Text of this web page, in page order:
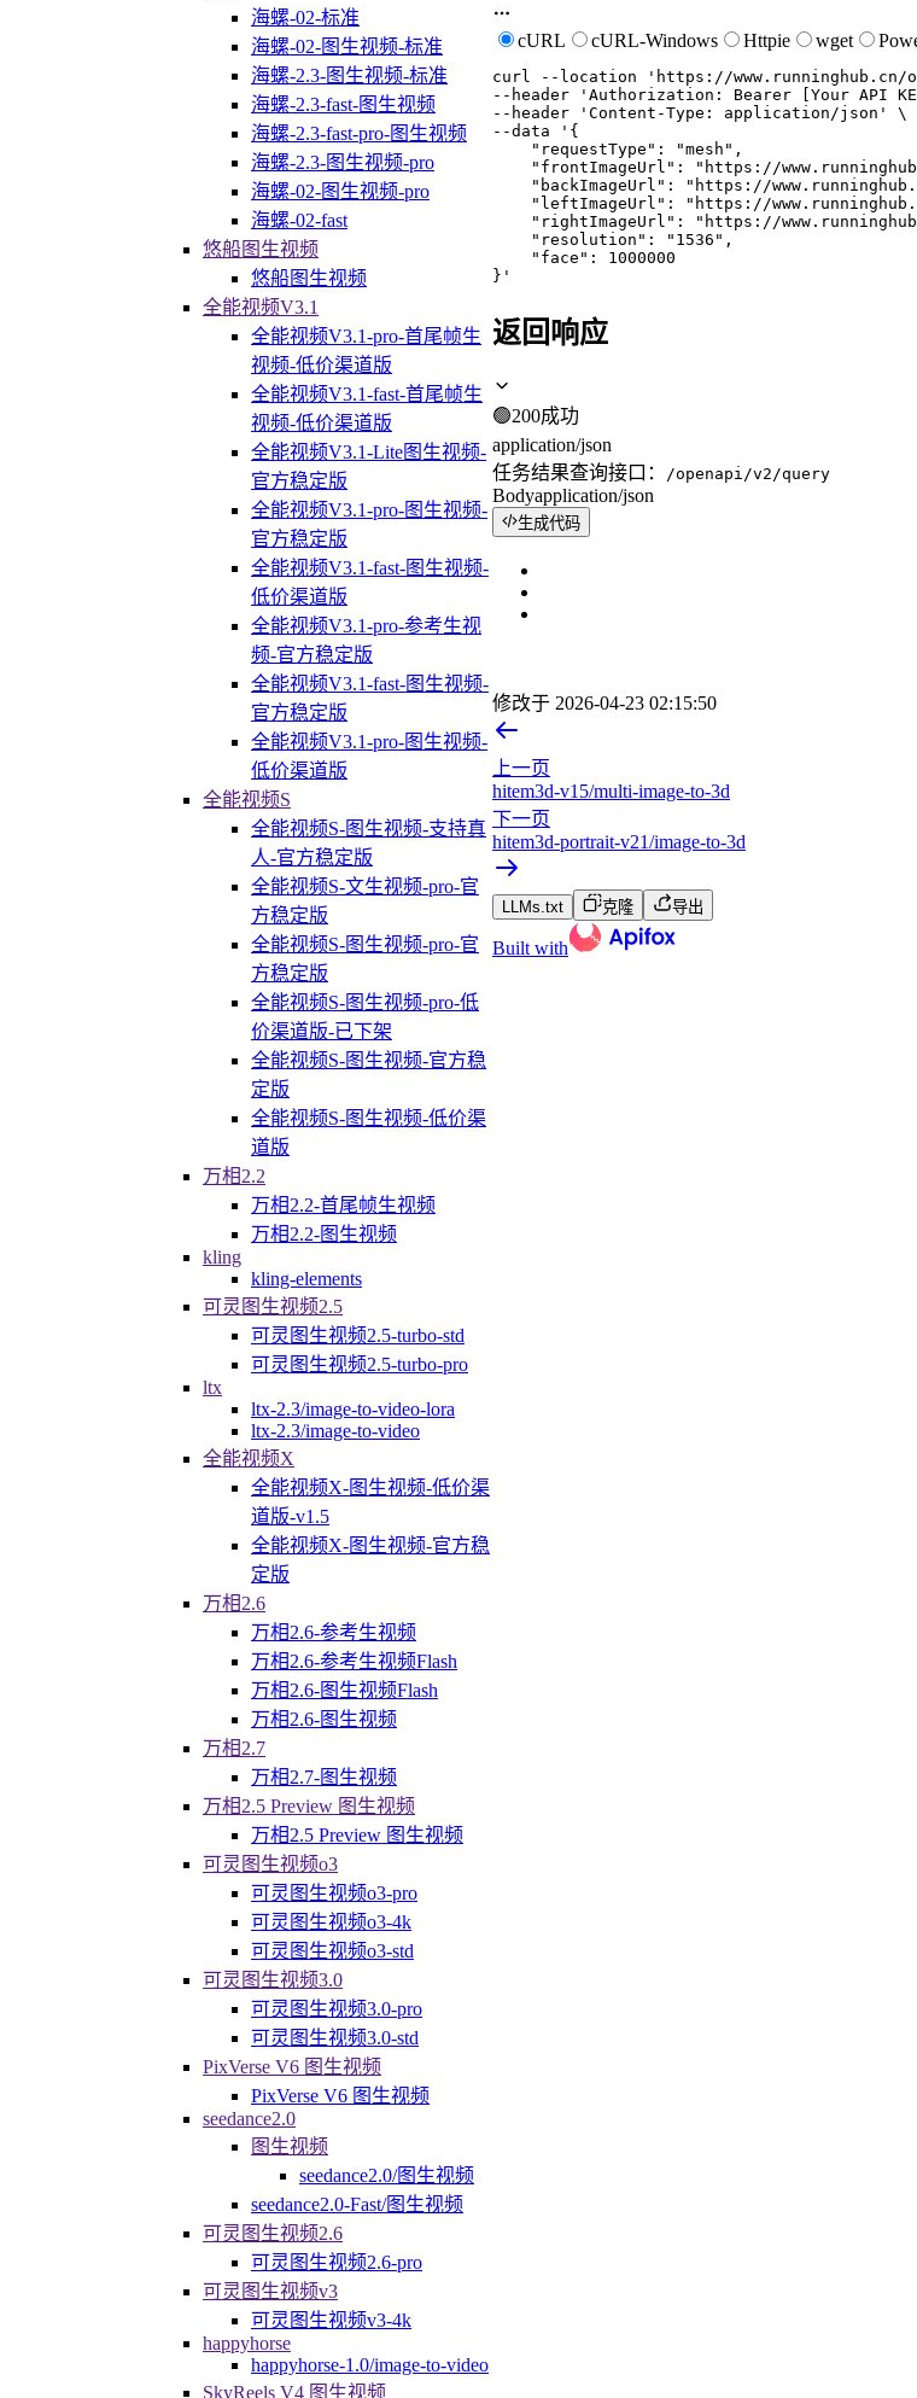
海螺-02-标准
海螺-02-图生视频-标准
海螺-2.3-图生视频-标准
海螺-2.3-fast-图生视频
海螺-2.3-fast-pro-图生视频
海螺-2.3-图生视频-pro
海螺-02-图生视频-pro
海螺-02-fast
悠船图生视频
悠船图生视频
全能视频V3.1
全能视频V3.1-pro-首尾帧生
视频-低价渠道版
全能视频V3.1-fast-首尾帧生
视频-低价渠道版
全能视频V3.1-Lite图生视频-
官方稳定版
全能视频V3.1-pro-图生视频-
官方稳定版
全能视频V3.1-fast-图生视频-
低价渠道版
全能视频V3.1-pro-参考生视
频-官方稳定版
全能视频V3.1-fast-图生视频-
官方稳定版
全能视频V3.1-pro-图生视频-
低价渠道版
全能视频S
全能视频S-图生视频-支持真
人-官方稳定版
全能视频S-文生视频-pro-官
方稳定版
全能视频S-图生视频-pro-官
方稳定版
全能视频S-图生视频-pro-低
价渠道版-已下架
全能视频S-图生视频-官方稳
定版
全能视频S-图生视频-低价渠
道版
万相2.2
万相2.2-首尾帧生视频
万相2.2-图生视频
kling
kling-elements
可灵图生视频2.5
可灵图生视频2.5-turbo-std
可灵图生视频2.5-turbo-pro
ltx
ltx-2.3/image-to-video-lora
ltx-2.3/image-to-video
全能视频X
全能视频X-图生视频-低价渠
道版-v1.5
全能视频X-图生视频-官方稳
定版
万相2.6
万相2.6-参考生视频
万相2.6-参考生视频Flash
万相2.6-图生视频Flash
万相2.6-图生视频
万相2.7
万相2.7-图生视频
万相2.5 Preview 图生视频
万相2.5 Preview 图生视频
可灵图生视频o3
可灵图生视频o3-pro
可灵图生视频o3-4k
可灵图生视频o3-std
可灵图生视频3.0
可灵图生视频3.0-pro
可灵图生视频3.0-std
PixVerse V6 图生视频
PixVerse V6 图生视频
seedance2.0
图生视频
seedance2.0/图生视频
seedance2.0-Fast/图生视频
可灵图生视频2.6
可灵图生视频2.6-pro
可灵图生视频v3
可灵图生视频v3-4k
happyhorse
happyhorse-1.0/image-to-video
SkyReels V4 图生视频
cURL cURL-Windows Httpie wget
curl --location 'https://www.runninghub.cn/
--header
'Authorization: Bearer [Your API
--header
'Content-Type: application/json'
--data
'{
    "requestType": "mesh",
"frontImageUrl": "https://
"backImageUrl": "https://
"leftImageUrl": "https://
"rightImageUrl": "https://
    "resolution": "1536",
    "face": 1000000
}'
返回响应
🟢200成功
application/json
任务结果查询接口：
/openapi/v2/query
Bodyapplication/json
生成代码
修改于 2026-04-23 02:15:50
上一页
hitem3d-v15/multi-image-to-3d
下一页
hitem3d-portrait-v21/image-to-3d
LLMs.txt 克隆 导出
Built with